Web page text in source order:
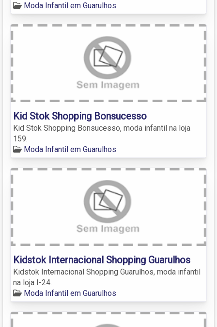
Moda Infantil em Guarulhos
Kid Stok Shopping Bonsucesso
Kid Stok Shopping Bonsucesso, moda infantil na loja
159.
Moda Infantil em Guarulhos
Kidstok Internacional Shopping Guarulhos
Kidstok Internacional Shopping Guarulhos, moda infantil
na loja I-24.
Moda Infantil em Guarulhos